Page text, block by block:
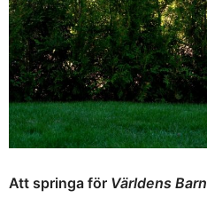
Att springa för Världens Barn